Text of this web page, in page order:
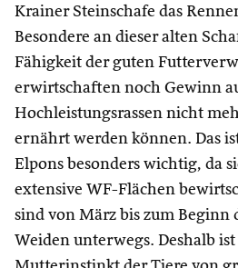
Krainer Steinschafe das
Besondere an dieser alten
Fähigkeit der guten
erwirtschaften noch Gewinn
Hochleistungsrassen nicht
ernährt werden können. Das
Elpons besonders wichtig, da
extensive WF-Flächen
sind von März bis zum Beginn
Weiden unterwegs. Deshalb